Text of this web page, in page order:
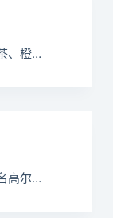
、橙…
高尔…